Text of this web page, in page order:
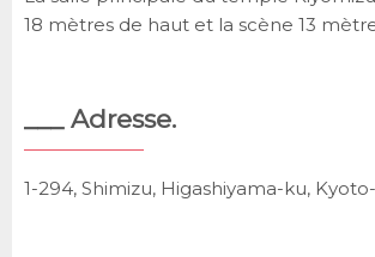
18 mètres de haut et la scène 13
___ Adresse.
1-294, Shimizu, Higashiyama-ku,